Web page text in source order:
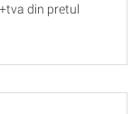
din pretul